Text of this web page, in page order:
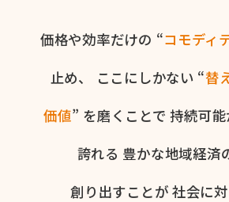
価格や​効率だけの​ “コモディ
止め、
ここに​しかない​ “替
価値” を​磨く​ことで 持続可
誇れる 豊かな​地域経済
創り出すことが 社会に​